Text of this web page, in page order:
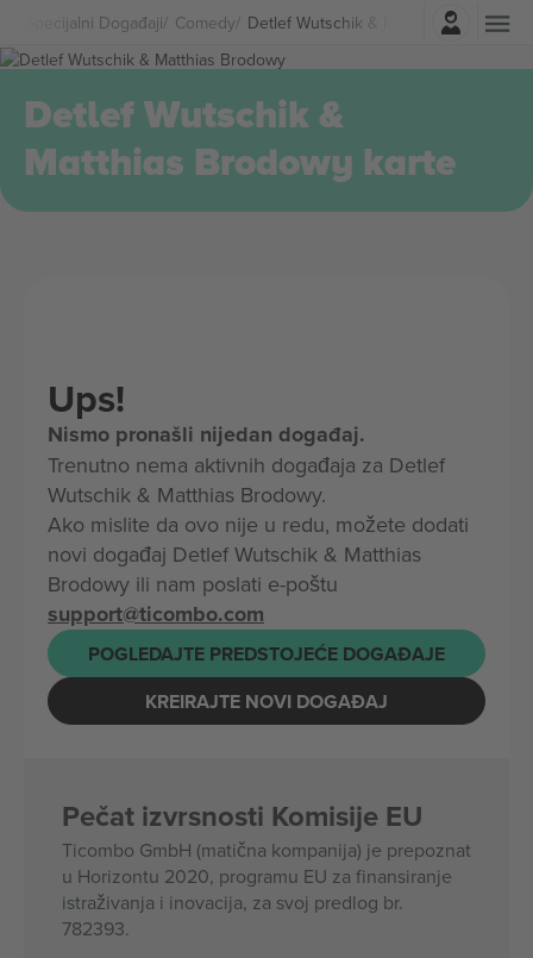
Specijalni Događaji Comedy Detlef Wutschik & Matthias Brodowy
Najavite se
Detlef Wutschik &
Matthias Brodowy karte
Ups!
Nismo pronašli nijedan događaj.
Trenutno nema aktivnih događaja za Detlef
Wutschik & Matthias Brodowy.
Ako mislite da ovo nije u redu, možete dodati
novi događaj Detlef Wutschik & Matthias
Brodowy ili nam poslati e-poštu
support@ticombo.com
POGLEDAJTE PREDSTOJEĆE DOGAĐAJE
KREIRAJTE NOVI DOGAĐAJ
Pečat izvrsnosti Komisije EU
Ticombo GmbH (matična kompanija) je prepoznat
u Horizontu 2020, programu EU za finansiranje
istraživanja i inovacija, za svoj predlog br.
782393.